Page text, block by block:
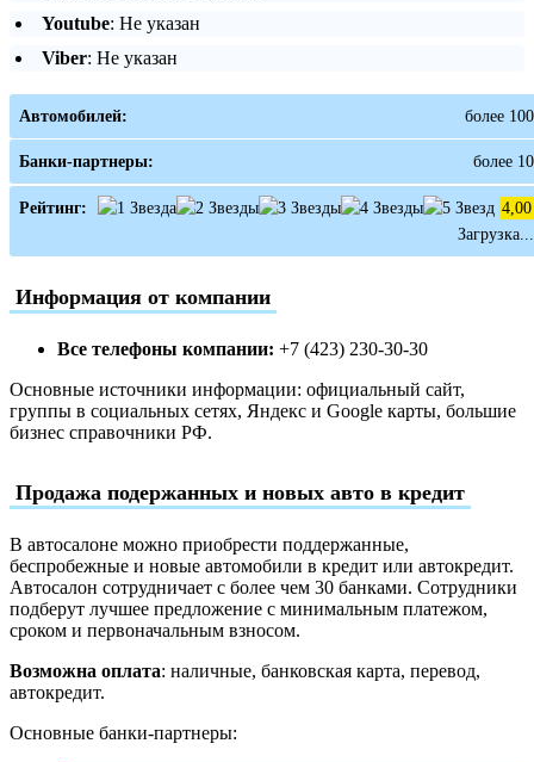
Youtube: Не указан
Viber: Не указан
Автомобилей: более 100
Банки-партнеры: более 10
Рейтинг:
4,00
Загрузка...
Информация от компании
Все телефоны компании: +7 (423) 230-30-30
Основные источники информации: официальный сайт,
группы в социальных сетях, Яндекс и Google карты, большие
бизнес справочники РФ.
Продажа подержанных и новых авто в кредит
В автосалоне можно приобрести поддержанные,
беспробежные и новые автомобили в кредит или автокредит.
Автосалон сотрудничает с более чем 30 банками. Сотрудники
подберут лучшее предложение с минимальным платежом,
сроком и первоначальным взносом.
Возможна оплата: наличные, банковская карта, перевод,
автокредит.
Основные банки-партнеры: